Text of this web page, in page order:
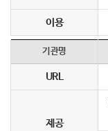
이용
기관명
URL
제공